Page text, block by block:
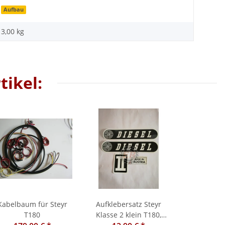
Aufbau
3,00 kg
für Steyr
T180
Aufklebersatz Steyr
Klasse 2 klein T180,